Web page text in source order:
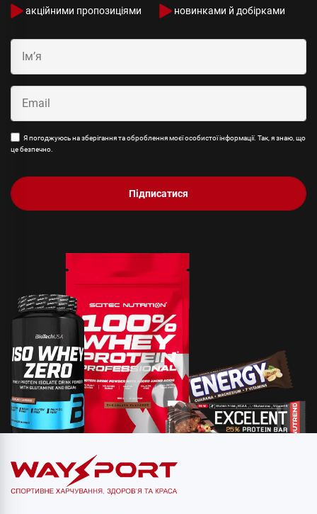
акційними пропозиціями новинками й добірками
Я погоджуюсь на зберігання та оброблення моєї особистої інформації. Так, я знаю, що
це безпечно.
Підписатися